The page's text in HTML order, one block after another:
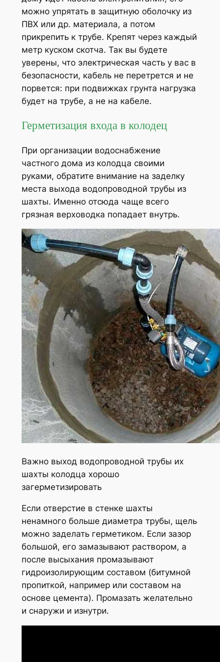
можно упрятать в защитную оболочку из
ПВХ или др. материала, а потом
прикрепить к трубе. Крепят через каждый
метр куском скотча. Так вы будете
уверены, что электрическая часть у вас в
безопасности, кабель не перетрется и не
порвется: при подвижках грунта нагрузка
будет на трубе, а не на кабеле.
Герметизация входа в колодец
При организации водоснабжение
частного дома из колодца своими
руками, обратите внимание на заделку
места выхода водопроводной трубы из
шахты. Именно отсюда чаще всего
грязная верховодка попадает внутрь.
Важно выход водопроводной трубы их
шахты колодца хорошо
загерметизировать
Если отверстие в стенке шахты
ненамного больше диаметра трубы, щель
можно заделать герметиком. Если зазор
большой, его замазывают раствором, а
после высыхания промазывают
гидроизолирующим составом (битумной
пропиткой, например или составом на
основе цемента). Промазать желательно
и снаружи и изнутри.